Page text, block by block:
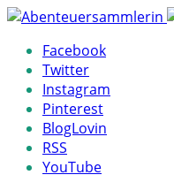
Facebook
Twitter
Instagram
Pinterest
BlogLovin
RSS
YouTube